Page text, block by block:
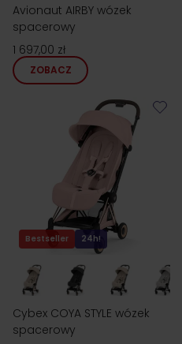
Avionaut AIRBY wózek
spacerowy
1 697,00 zł
ZOBACZ
Bestseller 24h!
Cybex COYA STYLE wózek
spacerowy